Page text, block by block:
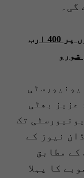
مزید پڑھیں:کراچی کے منصوبوں پر 400 ارب
شورو
یونیورسٹی
عزیز بھٹی
تک
نیوز کے
کے مطابق
کا پہلا